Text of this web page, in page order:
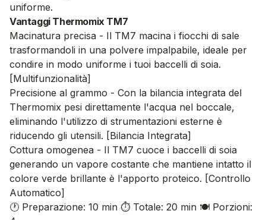
uniforme.
Vantaggi Thermomix TM7
Macinatura precisa - Il TM7 macina i fiocchi di sale
trasformandoli in una polvere impalpabile, ideale per
condire in modo uniforme i tuoi baccelli di soia.
[Multifunzionalità]
Precisione al grammo - Con la bilancia integrata del
Thermomix pesi direttamente l'acqua nel boccale,
eliminando l'utilizzo di strumentazioni esterne è
riducendo gli utensili. [Bilancia Integrata]
Cottura omogenea - Il TM7 cuoce i baccelli di soia
generando un vapore costante che mantiene intatto il
colore verde brillante è l'apporto proteico. [Controllo
Automatico]
🕐 Preparazione: 10 min ⏱️ Totale: 20 min 🍽️ Porzioni: